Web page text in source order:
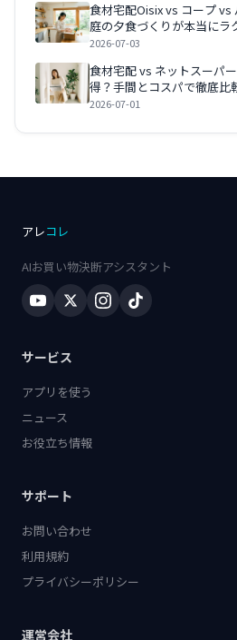
食材宅配Oisix vs コープ
庭の夕食づくりが本当にラ
2026-07-03
食材宅配 vs ネットスーパ
得？手間とコスパで徹底比
2026-07-01
アレコレ
AIお買い物決断アシスタント
サービス
アプリを使う
ニュース
お役立ち情報
サポート
お問い合わせ
利用規約
プライバシーポリシー
運営会社